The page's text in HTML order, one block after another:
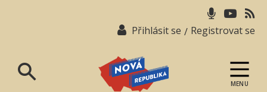
Přihlásit se / Registrovat se
MENU